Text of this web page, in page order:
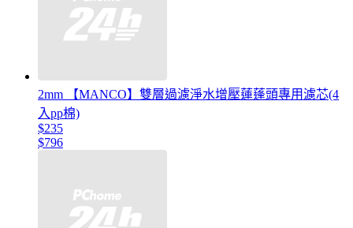
2mm 【MANCO】雙層過濾淨水增壓蓮蓬頭專用濾芯(4
入pp棉)
$235
$796